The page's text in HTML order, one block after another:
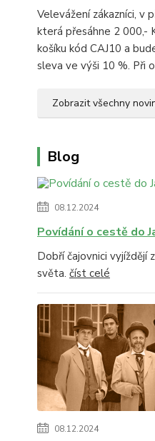
Velevážení zákazníci, v
která přesáhne 2 000,-
košíku kód CAJ10 a
sleva ve výši 10 %. Při
Zobrazit všechny
Blog
08.12.2024
Povídání o cestě do
Dobří čajovnici vyjíždějí
světa. číst celé
08.12.2024